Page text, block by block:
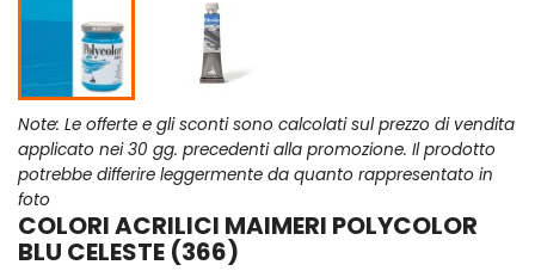
Note: Le offerte e gli sconti sono calcolati sul prezzo di vendita
applicato nei 30 gg. precedenti alla promozione. Il prodotto
potrebbe differire leggermente da quanto rappresentato in
foto
COLORI ACRILICI MAIMERI POLYCOLOR
BLU CELESTE (366)